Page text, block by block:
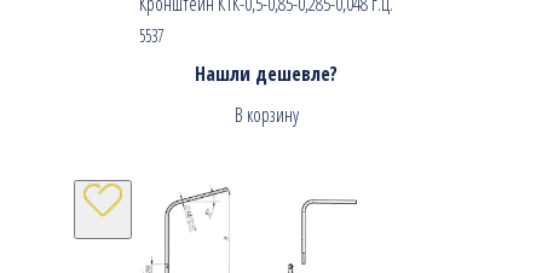
5537
Нашли дешевле?
В корзину